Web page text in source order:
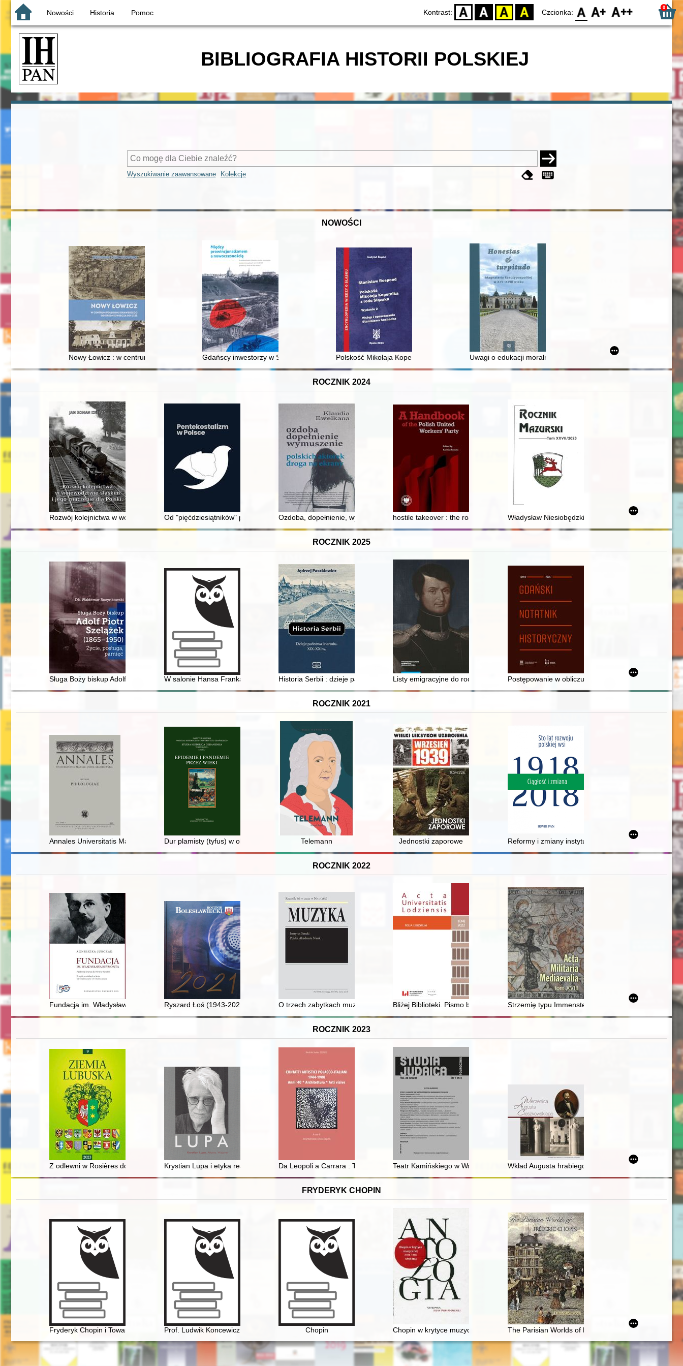
Nowości Historia Pomoc Kontrast: D BW YB BY Czcionka: F0 F1 F2 0
BIBLIOGRAFIA HISTORII POLSKIEJ
Wyszukiwanie zaawansowane Kolekcje
NOWOŚCI
Nowy Łowicz : w centrum poligonu drawskiego od średniowiecza do dziśGdańscy inwestorzy w Sopocie : prestiż finansowy i towarzyski lokalnego mieszczaństwa w 2. poł. XIX w
Polskość Mikołaja Kopernika z rodu ŚlązakaUwagi o edukacji moralnej synów szlacheckich w XVI-wiecznej
ROCZNIK 2024
Rozwój kolejnictwa w województwie śląskim i jego znaczenie dla PolskiOd "pięćdziesiątników" przez "nogoumywalców" i "prostaków" do Chrześcijańskiej Wspólnoty Zielonoświątkowej
Ozdoba, dopełnienie, wymuszenie : polskich aktorek droga na ekranyhostile takeover : the road to the unification of the PPR and the false PPS (1946-1949)
Władysław Niesiobędzki - pedagog pogranicza
ROCZNIK 2025
Sługa Boży biskup Adolf Piotr Szelążek (1865-1950) : życie, posługa, pamięć
W salonie Hansa Franka : obecność i znaczenie żon niemieckich elit okupacyjnych w Generalnym Gubernatorstwie w latach 1939-1945 = In Hans Frank's
Historia Serbii : dzieje państwa i narodu : XIX-XXI wListy emigracyjne do rodziców : (z dołączeniem listów Michała Podczaszyńskiego) : 1832-
Postępowanie w obliczu sporów między krzyżackimi
ROCZNIK 2021
Annales Universitatis Mariae Curie-Skłodowska. Sectio FF, Vol. 39, [nr] 2 (2021)
Dur plamisty (tyfus) w okupowanym Lwowie w latach 1941-1944 : (na podstawie "Gazety Lwowskiej" i "Lwiwśkych wistej")
Telemann Jednostki zaporowe Reformy i zmiany instytucjonalne w rolnictwie Polski
ROCZNIK 2022
Fundacja im. Władysława Reymonta : pięćdziesiąt lat pracy dla Polonii w Kanadzie : z myślą o rodakach w kraju (17 września 1970-17 września 2020)
Ryszard Łoś (1943-2021) : gorliwość o Ojczyznę pożerała goO trzech zabytkach muzyczno-liturgicznych z kolekcji Baworowskich przechowywanych w Bibliotece Narodowej
Bliżej Biblioteki. Pismo bibliotekarzy Wielkopolski południowo-wschodniej" : próba
Strzemię typu Immenstedt z Choińca-Czapli
ROCZNIK 2023
Z odlewni w Rosières do odlewni w Zielonej Górze : powojenna reemigracja z departamentu Cher
Krystian Lupa i etyka realnego Da Leopoli a Carrara : Tadeusz Koper e le sue creazioni scultureTeatr Kamińskiego w Warszawie : panorama pierwszych lat (1911-1914) = Kamiński
Wkład Augusta hrabiego Cieszkowskiego do nauk
FRYDERYK CHOPIN
Fryderyk Chopin i Towarzystwo Politechniczne Polskie w Paryżu. Nieznana korespondencja oraz aspekty emigracyjnej aktywności Chopina
Prof. Ludwik Koncewicz (1790-1857). Nauczyciel Fryderyka Chopina
Chopin Chopin w krytyce muzycznej (1918-1939). AntologiaThe Parisian Worlds of Frédéric Chopin